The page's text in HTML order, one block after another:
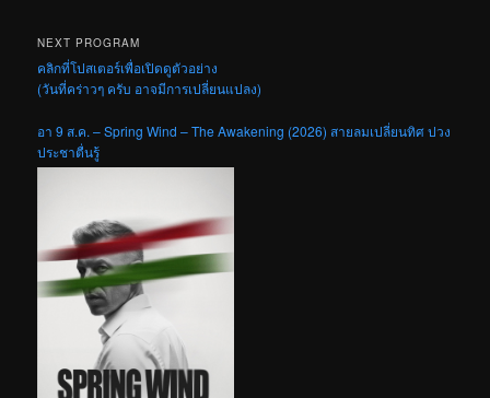
NEXT PROGRAM
คลิกที่โปสเตอร์เพื่อเปิดดูตัวอย่าง
(วันที่คร่าวๆ ครับ อาจมีการเปลี่ยนแปลง)
อา 9 ส.ค. – Spring Wind – The Awakening (2026) สายลมเปลี่ยนทิศ ปวง
ประชาตื่นรู้